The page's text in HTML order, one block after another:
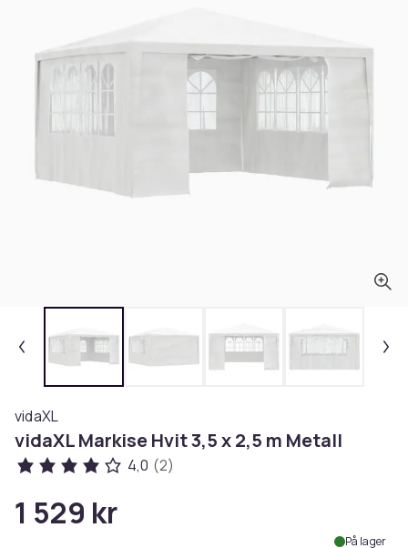
vidaXL
vidaXL Markise Hvit 3,5 x 2,5 m Metall
4,0 (2)
1 529 kr
På lager